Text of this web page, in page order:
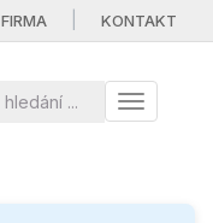
FIRMA KONTAKT
Toggle